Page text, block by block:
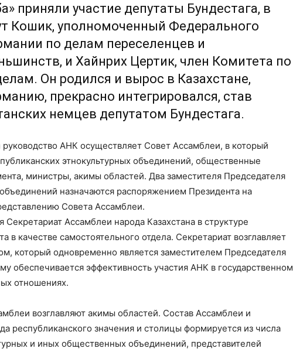
приняли участие депутаты Бундестага, в
Кошик, уполномоченный Федерального
по делам переселенцев и
и Хайнрих Цертик, член Комитета по
Он родился и вырос в Казахстане,
прекрасно интегрировался, став
немцев депутатом Бундестага.
АНК осуществляет Совет Ассамблеи, в который
этнокультурных объединений, общественные
министры, акимы областей. Два заместителя Председателя
назначаются распоряжением Президента на
Совета Ассамблеи.
Секретариат Ассамблеи народа Казахстана в структуре
в качестве самостоятельного отдела. Секретариат возглавляет
который одновременно является заместителем Председателя
обеспечивается эффективность участия АНК в государственном
отношениях.
возглавляют акимы областей. Состав Ассамблеи и
республиканского значения и столицы формируется из числа
и иных общественных объединений, представителей